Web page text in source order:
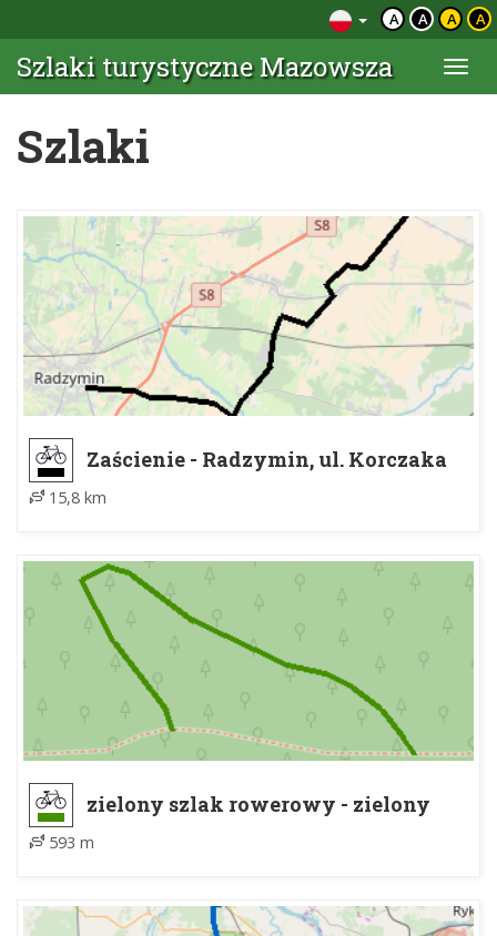
A A A A
Szlaki turystyczne Mazowsza
Szlaki
Zaścienie - Radzymin, ul. Korczaka
15,8 km
zielony szlak rowerowy - zielony
szlak rowerowy
593 m